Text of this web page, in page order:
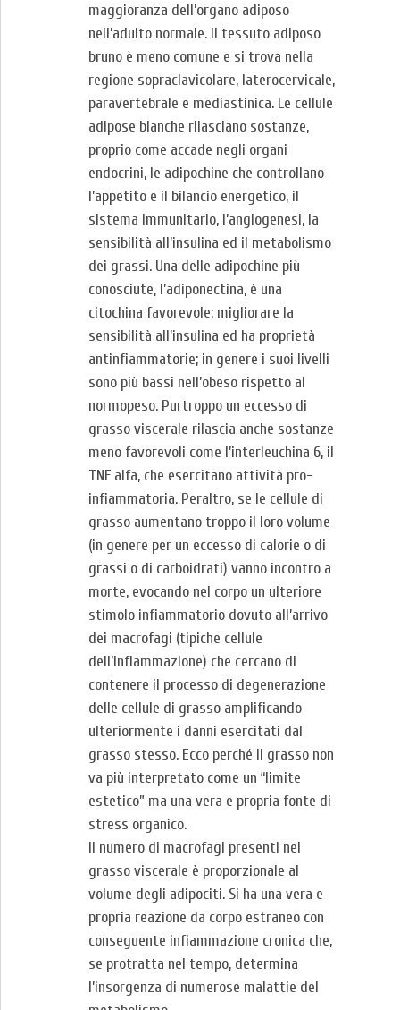
maggioranza dell’organo adiposo
nell’adulto normale. Il tessuto adiposo
bruno è meno comune e si trova nella
regione sopraclavicolare, laterocervicale,
paravertebrale e mediastinica. Le cellule
adipose bianche rilasciano sostanze,
proprio come accade negli organi
endocrini, le adipochine che controllano
l’appetito e il bilancio energetico, il
sistema immunitario, l’angiogenesi, la
sensibilità all’insulina ed il metabolismo
dei grassi. Una delle adipochine più
conosciute, l’adiponectina, è una
citochina favorevole: migliorare la
sensibilità all’insulina ed ha proprietà
antinfiammatorie; in genere i suoi livelli
sono più bassi nell’obeso rispetto al
normopeso. Purtroppo un eccesso di
grasso viscerale rilascia anche sostanze
meno favorevoli come l’interleuchina 6, il
TNF alfa, che esercitano attività pro-
infiammatoria. Peraltro, se le cellule di
grasso aumentano troppo il loro volume
(in genere per un eccesso di calorie o di
grassi o di carboidrati) vanno incontro a
morte, evocando nel corpo un ulteriore
stimolo infiammatorio dovuto all’arrivo
dei macrofagi (tipiche cellule
dell’infiammazione) che cercano di
contenere il processo di degenerazione
delle cellule di grasso amplificando
ulteriormente i danni esercitati dal
grasso stesso. Ecco perché il grasso non
va più interpretato come un “limite
estetico” ma una vera e propria fonte di
stress organico.
Il numero di macrofagi presenti nel
grasso viscerale è proporzionale al
volume degli adipociti. Si ha una vera e
propria reazione da corpo estraneo con
conseguente infiammazione cronica che,
se protratta nel tempo, determina
l’insorgenza di numerose malattie del